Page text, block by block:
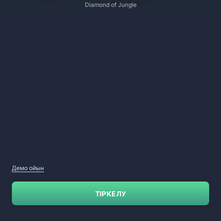
Diamond of Jungle
Демо ойын
ТІРКЕЛУ